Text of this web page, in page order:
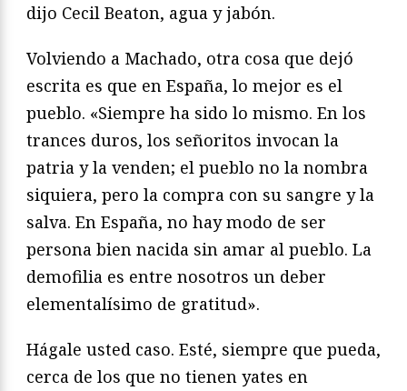
dijo Cecil Beaton, agua y jabón.
Volviendo a Machado, otra cosa que dejó
escrita es que en España, lo mejor es el
pueblo. «Siempre ha sido lo mismo. En los
trances duros, los señoritos invocan la
patria y la venden; el pueblo no la nombra
siquiera, pero la compra con su sangre y la
salva. En España, no hay modo de ser
persona bien nacida sin amar al pueblo. La
demofilia es entre nosotros un deber
elementalísimo de gratitud».
Hágale usted caso. Esté, siempre que pueda,
cerca de los que no tienen yates en